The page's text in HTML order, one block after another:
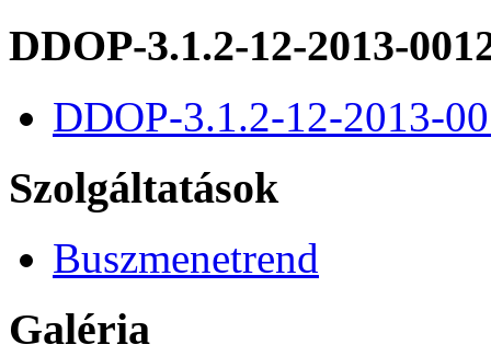
DDOP-3.1.2-12-2013-
DDOP-3.1.2-12-2013-
Szolgáltatások
Buszmenetrend
Galéria